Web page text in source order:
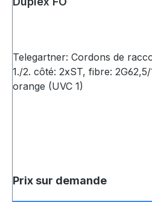
Telegartner: Cordons de
1./2. côté: 2xST, fibre:
orange (UVC 1)
Prix sur demande